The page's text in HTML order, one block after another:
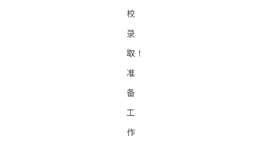
校
录
取！
准
备
工
作